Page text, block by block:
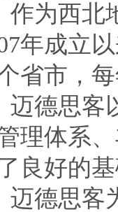
为西北地
年成立
省市，
德思客以
理体系
良好的
德思客为